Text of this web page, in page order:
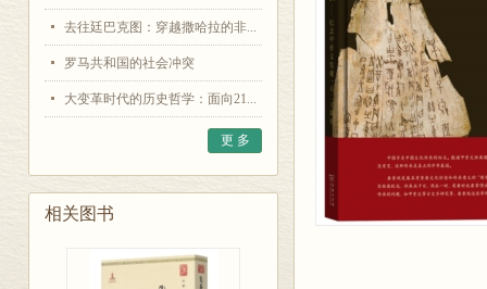
去往廷巴克图：穿越撒哈拉的非...
罗马共和国的社会冲突
大变革时代的历史哲学：面向21...
更 多
相关图书